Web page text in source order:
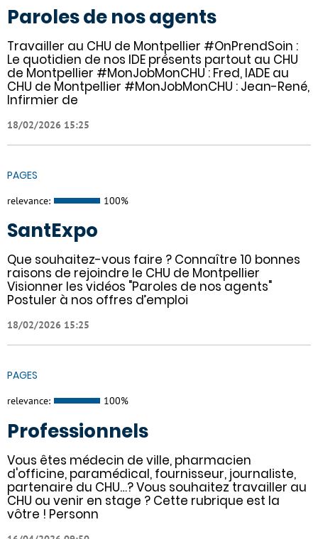
Paroles de nos agents
Travailler au CHU de Montpellier #OnPrendSoin :
Le quotidien de nos IDE présents partout au CHU
de Montpellier #MonJobMonCHU : Fred, IADE au
CHU de Montpellier #MonJobMonCHU : Jean-René,
Infirmier de
18/02/2026 15:25
PAGES
relevance: 100%
SantExpo
Que souhaitez-vous faire ? Connaître 10 bonnes
raisons de rejoindre le CHU de Montpellier
Visionner les vidéos "Paroles de nos agents"
Postuler à nos offres d’emploi
18/02/2026 15:25
PAGES
relevance: 100%
Professionnels
Vous êtes médecin de ville, pharmacien
d'officine, paramédical, fournisseur, journaliste,
partenaire du CHU…? Vous souhaitez travailler au
CHU ou venir en stage ? Cette rubrique est la
vôtre ! Personn